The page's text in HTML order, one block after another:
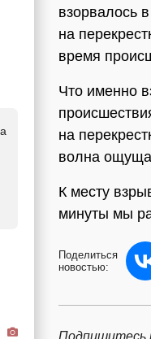
взорвалось
на
время
Что именно
на
волна
К месту
минуты мы
Поделиться
новостью:
Подпишитесь